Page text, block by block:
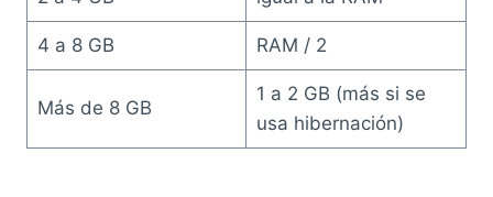
4 a 8 GB RAM / 2
Más de 8 GB
1 a 2 GB (más si se
usa hibernación)